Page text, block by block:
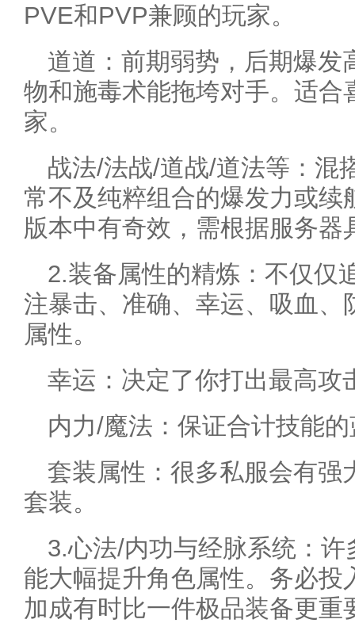
PVE和PVP兼顾的玩家。
道道：前期弱势，后期爆发
物和施毒术能拖垮对手。适合
家。
战法/法战/道战/道法等：混
常不及纯粹组合的爆发力或续
版本中有奇效，需根据服务器
2.装备属性的精炼：不仅仅
注暴击、准确、幸运、吸血、
属性。
幸运：决定了你打出最高攻
内力/魔法：保证合计技能
套装属性：很多私服会有强
套装。
3.心法/内功与经脉系统：
能大幅提升角色属性。务必投
加成有时比一件极品装备更重